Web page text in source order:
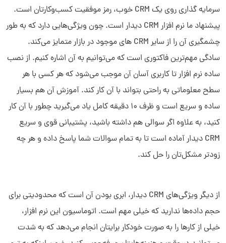
سرمایه گذاری روی یک CRM خوب، رمز موفقیت کسب‌وکارتان است.
پیشنهاد ما نرم افزار CRM دیدار است. چون ویژگی‌هایی دارد که به طور
چشمگیری آن را از سایر CRM های موجود در بازار متمایز می‌کند.
سادگی مهم‌ترین فاکتوری است که می‌توانیم به آن اشاره کنیم. از نصب
ساده نرم افزار تا کاربری آسان آن موجب می‌شود که هر کسی با هر
سطح معلوماتی به راحتی بتواند با آن کار کند. آموزش آن هم بسیار
ساده و سریع است و ظرف 10 دقیقه کامل یاد می‌گیرید چطور با آن کار
کنید، به علاوه اگر سوالی هم داشته باشید، پشتیبانی قوی و سریع
CRM دیدار آماده است تا به تمام سوالات شما پاسخ داده و هر چه
زودتر مشکل‌تان را حل کند.
از دیگر ویژگی‌های CRM دیدار، ابری بودن آن است که محدودیتی برای
حجم داده‌ها ندارید که خیلی مهم است. اتوماسیون این نرم افزار،
خیلی از کارها را به صورت خودکار برایتان انجام می‌دهد که به شدت